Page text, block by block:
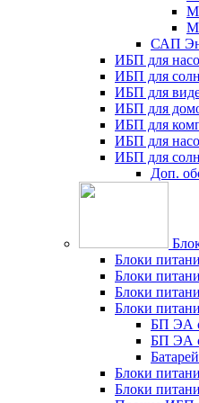
САП
ИБП для
ИБП для
ИБП для
ИБП для
ИБП для
ИБП для
ИБП для
Доп.
Блоки
Блоки
Блоки
Блоки
БП ЭА
БП ЭА
Блоки
Блоки